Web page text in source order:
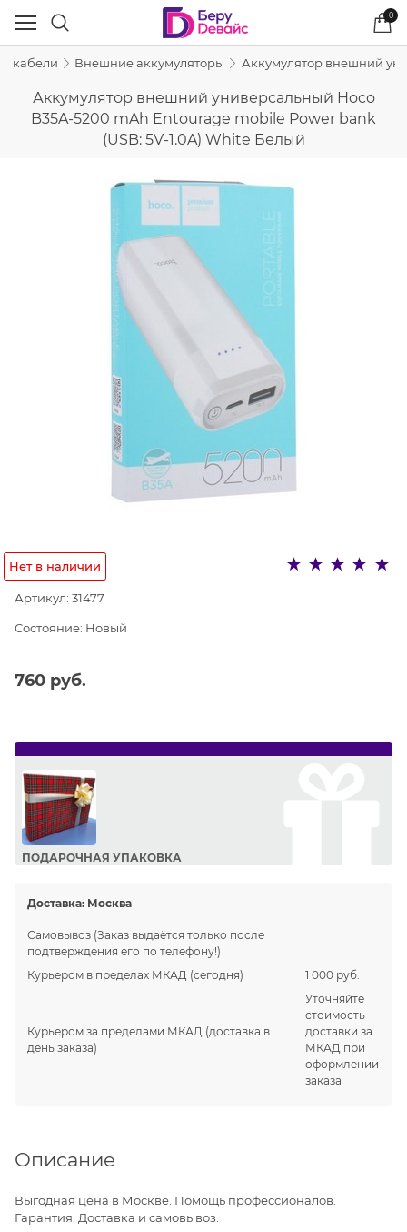
0
кабели Внешние аккумуляторы Аккумулятор внешний
Аккумулятор внешний универсальный Hoco
B35A-5200 mAh Entourage mobile Power bank
(USB: 5V-1.0A) White Белый
Нет в наличии
Артикул: 31477
Состояние: Новый
760 руб.
ПОДАРОЧНАЯ УПАКОВКА
Доставка: Москва
Самовывоз (Заказ выдаётся только после
подтверждения его по телефону!)
Курьером в пределах МКАД (сегодня) 1 000 руб.
Курьером за пределами МКАД (доставка в
день заказа)
Уточняйте
стоимость
доставки за
МКАД при
оформлении
заказа
Описание
Выгодная цена в Москве. Помощь профессионалов.
Гарантия. Доставка и самовывоз.